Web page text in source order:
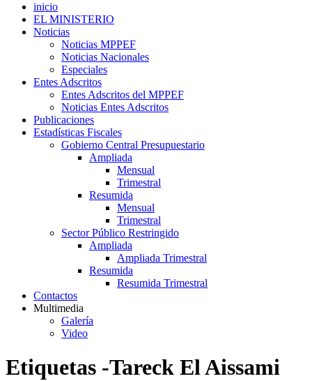
inicio
EL MINISTERIO
Noticias
Noticias MPPEF
Noticias Nacionales
Especiales
Entes Adscritos
Entes Adscritos del MPPEF
Noticias Entes Adscritos
Publicaciones
Estadísticas Fiscales
Gobierno Central Presupuestario
Ampliada
Mensual
Trimestral
Resumida
Mensual
Trimestral
Sector Público Restringido
Ampliada
Ampliada Trimestral
Resumida
Resumida Trimestral
Contactos
Multimedia
Galería
Video
Etiquetas -Tareck El Aissami